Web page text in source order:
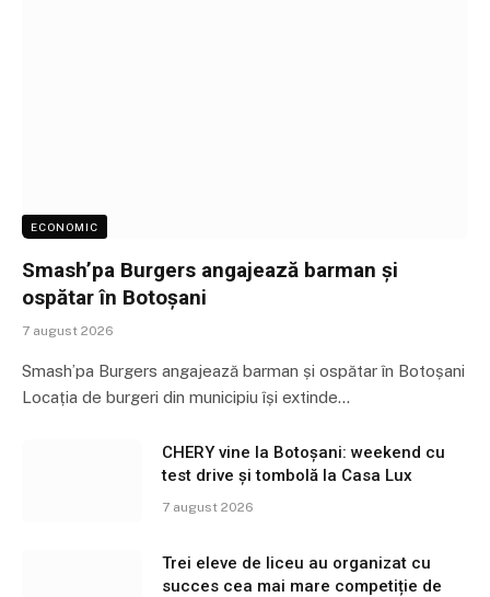
ECONOMIC
Smash’pa Burgers angajează barman și
ospătar în Botoșani
7 august 2026
Smash’pa Burgers angajează barman și ospătar în Botoșani
Locația de burgeri din municipiu își extinde…
CHERY vine la Botoșani: weekend cu
test drive și tombolă la Casa Lux
7 august 2026
Trei eleve de liceu au organizat cu
succes cea mai mare competiție de